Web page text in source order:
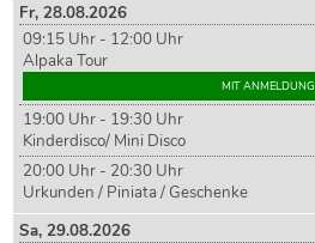
Fr,28.08.2026
09:15 Uhr - 12:00 Uhr
Alpaka Tour
MIT ANMELDUNG
19:00 Uhr - 19:30 Uhr
Kinderdisco/ Mini Disco
20:00 Uhr - 20:30 Uhr
Urkunden / Piniata / Geschenke
Sa,29.08.2026